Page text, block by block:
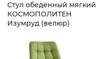
Стул обеденный мягкий
КОСМОПОЛИТЕН
Изумруд (велюр)